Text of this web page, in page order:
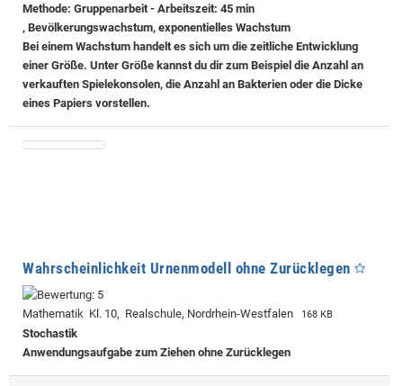
Methode: Gruppenarbeit - Arbeitszeit: 45 min
, Bevölkerungswachstum, exponentielles Wachstum
Bei einem Wachstum handelt es sich um die zeitliche Entwicklung
einer Größe. Unter Größe kannst du dir zum Beispiel die Anzahl an
verkauften Spielekonsolen, die Anzahl an Bakterien oder die Dicke
eines Papiers vorstellen.
Wahrscheinlichkeit Urnenmodell ohne Zurücklegen
Mathematik Kl. 10, Realschule, Nordrhein-Westfalen 168 KB
Stochastik
Anwendungsaufgabe zum Ziehen ohne Zurücklegen